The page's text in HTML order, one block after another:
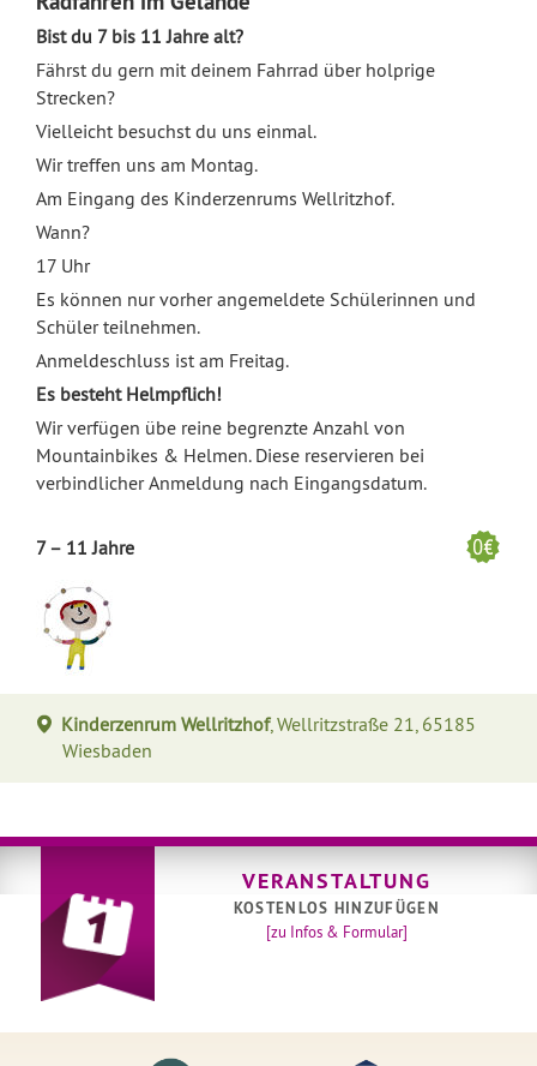
Bist du 7 bis 11 Jahre alt?
Fährst du gern mit deinem Fahrrad über holprige
Strecken?
Vielleicht besuchst du uns einmal.
Wir treffen uns am Montag.
Am Eingang des Kinderzenrums Wellritzhof.
Wann?
17 Uhr
Es können nur vorher angemeldete Schülerinnen und
Schüler teilnehmen.
Anmeldeschluss ist am Freitag.
Es besteht Helmpflich!
Wir verfügen übe reine begrenzte Anzahl von
Mountainbikes & Helmen. Diese reservieren bei
verbindlicher Anmeldung nach Eingangsdatum.
7 – 11 Jahre
Kinderzenrum Wellritzhof, Wellritzstraße 21, 65185
Wiesbaden
VERANSTALTUNG
KOSTENLOS HINZUFÜGEN
[zu Infos & Formular]